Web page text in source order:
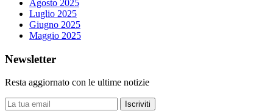
Agosto 2025
Luglio 2025
Giugno 2025
Maggio 2025
Newsletter
Resta aggiornato con le ultime notizie
Iscriviti